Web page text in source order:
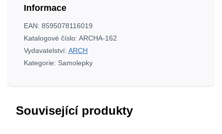
Informace
EAN: 8595078116019
Katalogové číslo: ARCHA-162
Vydavatelství: ARCH
Kategorie: Samolepky
Související produkty